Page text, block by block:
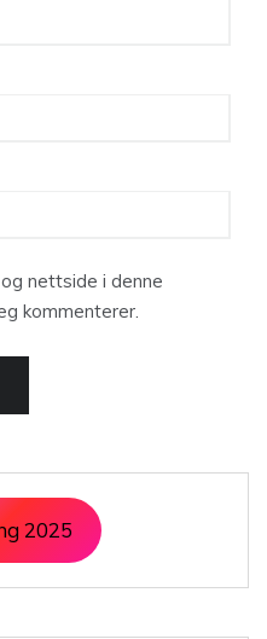
nettside i denne
kommenterer.
2025